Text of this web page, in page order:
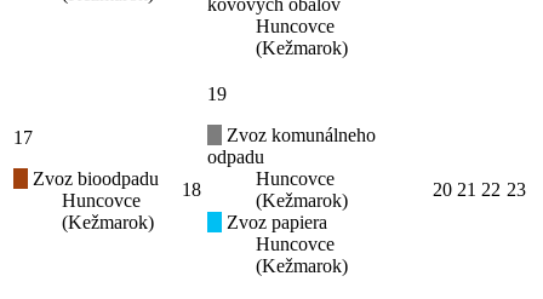
Huncovce
(Kežmarok)
17
Zvoz bioodpadu
Huncovce
(Kežmarok)
18
19
Zvoz komunálneho
odpadu
Huncovce
(Kežmarok)
Zvoz papiera
Huncovce
(Kežmarok)
20 21 22 23